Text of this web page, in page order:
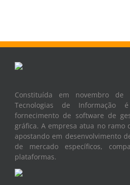
Constituída em novembro de
Tecnologias de
fornecimento de software de
gráfica. A empresa atua no ramo
apostando em desenvolvimento
de mercado específicos,
plataformas.